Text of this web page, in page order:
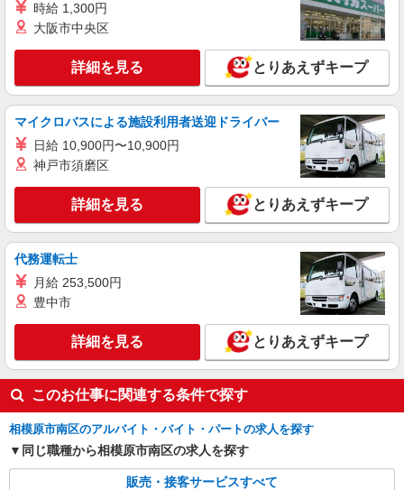
ライフ相模大野駅前店 神奈川県相模原市南区
キープ 詳細を見る
アルバイト
ライフminanoba相模原店（店舗コード678）
時給1,235円 22時以降深夜手当含む 時給1,543
円
ライフminanoba相模原店 神奈川県相模原市南
区南台3-1-30 minanoba相模原1階
キープ 詳細を見る
時給 1,300円
大阪市中央区
詳細を見る とりあえずキープ
マイクロバスによる施設利用者送迎ドライバー
日給 10,900円〜10,900円
神戸市須磨区
詳細を見る とりあえずキープ
代務運転士
月給 253,500円
豊中市
詳細を見る とりあえずキープ
このお仕事に関連する条件で探す
相模原市南区のアルバイト・バイト・パートの求人を探す
同じ職種から相模原市南区の求人を探す
販売・接客サービスすべて